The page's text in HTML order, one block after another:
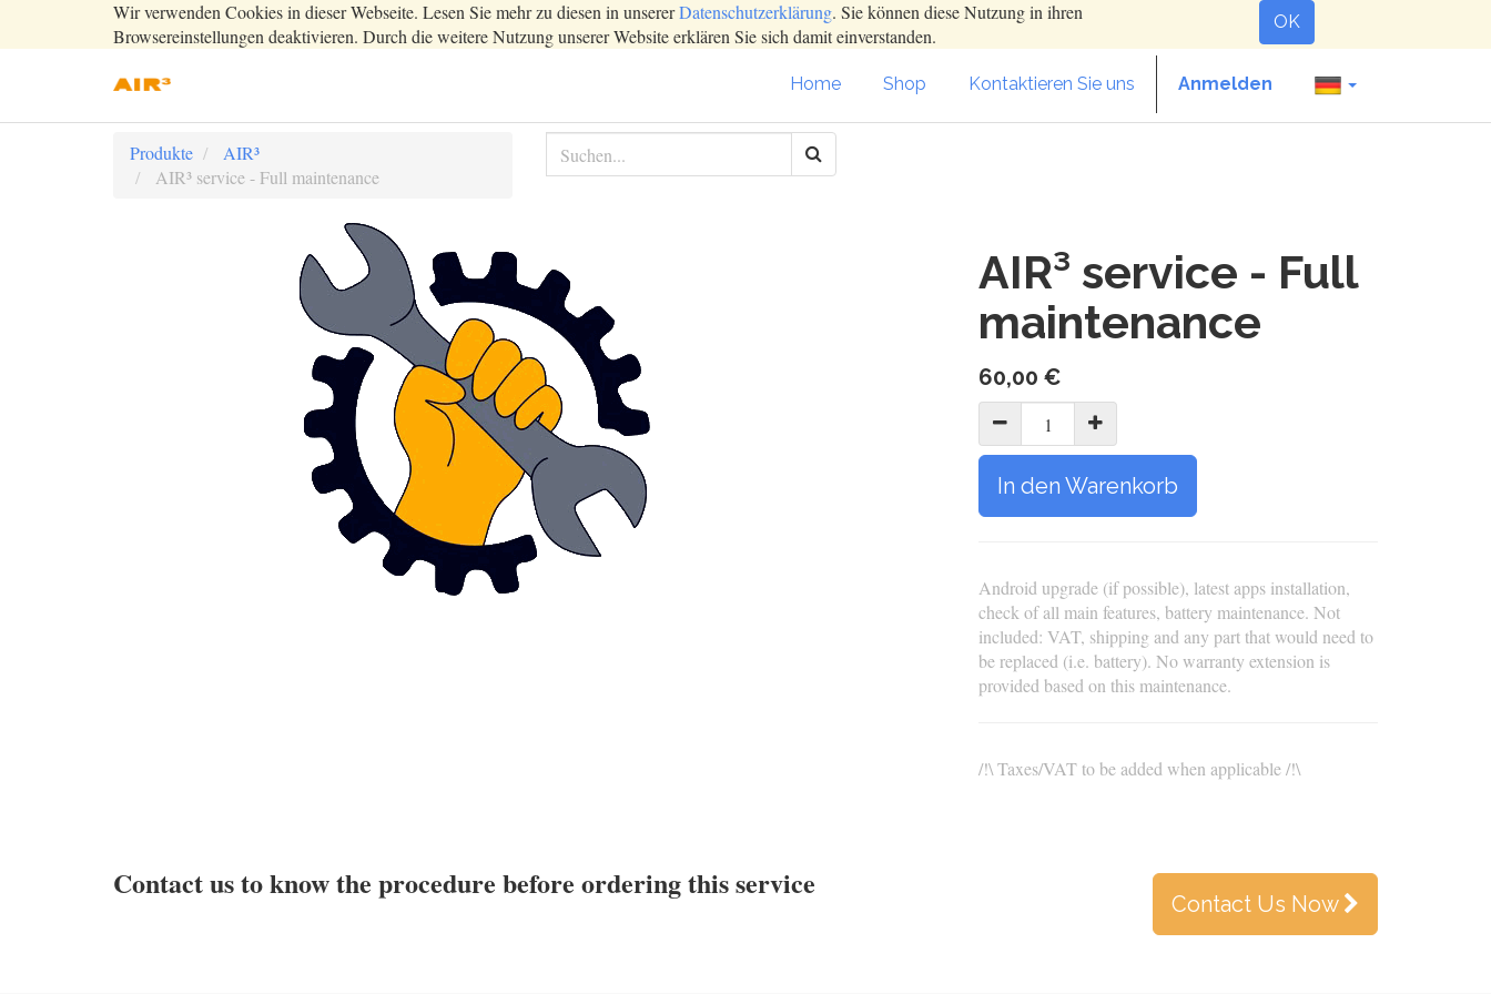
Wir verwenden Cookies in dieser Webseite. Lesen Sie mehr zu diesen in unsererDatenschutzerklärung. Sie können diese Nutzung in ihren
Browsereinstellungen deaktivieren. Durch die weitere Nutzung unserer Website erklären Sie sich damit einverstanden.
OK
Home Shop Kontaktieren Sie uns Anmelden
Produkte
AIR³
AIR³ service - Full maintenance
AIR³ service - Full
maintenance
60,00 €
In den Warenkorb
Android upgrade (if possible), latest apps installation,
check of all main features, battery maintenance. Not
included: VAT, shipping and any part that would need to
be replaced (i.e. battery). No warranty extension is
provided based on this maintenance.
/!\ Taxes/VAT to be added when applicable /!\
Contact us to know the procedure before ordering this service
Contact Us Now